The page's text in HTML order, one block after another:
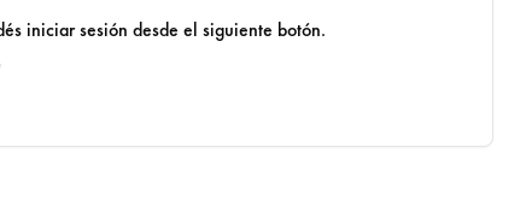
iniciar sesión desde el siguiente botón.